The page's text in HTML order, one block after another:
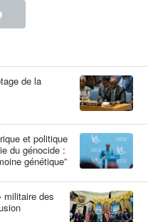
de la
et politique
du génocide :
génétique”
militaire des